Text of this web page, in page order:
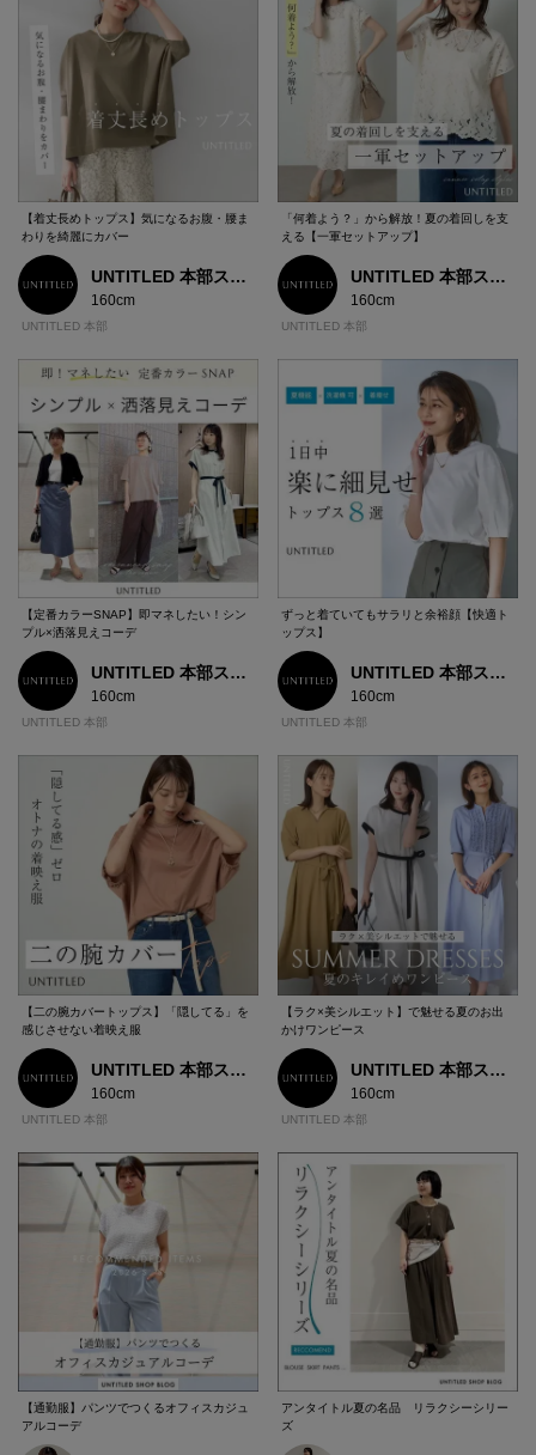
【着丈長めトップス】気になるお腹・腰ま
わりを綺麗にカバー
UNTITLED 本部スタッフ
160cm
UNTITLED 本部
「何着よう？」から解放！夏の着回しを支
える【一軍セットアップ】
UNTITLED 本部スタッフ
160cm
UNTITLED 本部
【定番カラーSNAP】即マネしたい！シン
プル×洒落見えコーデ
UNTITLED 本部スタッフ
160cm
UNTITLED 本部
ずっと着ていてもサラリと余裕顔【快適ト
ップス】
UNTITLED 本部スタッフ
160cm
UNTITLED 本部
【二の腕カバートップス】「隠してる」を
感じさせない着映え服
UNTITLED 本部スタッフ
160cm
UNTITLED 本部
【ラク×美シルエット】で魅せる夏のお出
かけワンピース
UNTITLED 本部スタッフ
160cm
UNTITLED 本部
【通勤服】パンツでつくるオフィスカジュ
アルコーデ
アンタイトル夏の名品 リラクシーシリー
ズ